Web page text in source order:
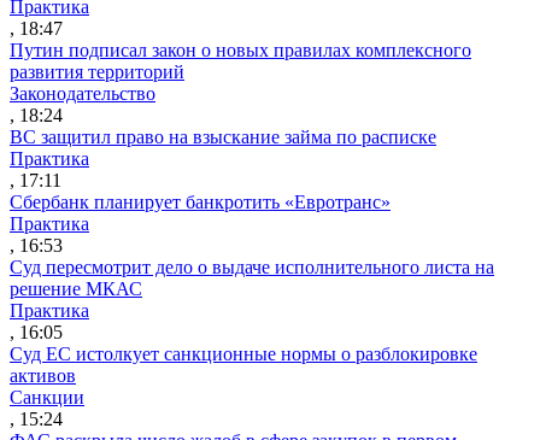
Практика
, 18:47
Путин подписал закон о новых правилах комплексного
развития территорий
Законодательство
, 18:24
ВС защитил право на взыскание займа по расписке
Практика
, 17:11
Сбербанк планирует банкротить «Евротранс»
Практика
, 16:53
Суд пересмотрит дело о выдаче исполнительного листа на
решение МКАС
Практика
, 16:05
Суд ЕС истолкует санкционные нормы о разблокировке
активов
Санкции
, 15:24